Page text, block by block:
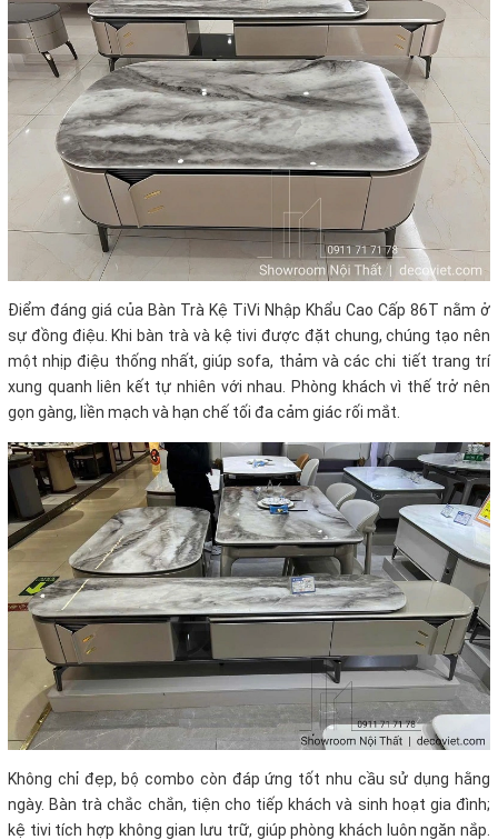
Điểm đáng giá của Bàn Trà Kệ TiVi Nhập Khẩu Cao Cấp 86T nằm ở
sự đồng điệu. Khi bàn trà và kệ tivi được đặt chung, chúng tạo nên
một nhịp điệu thống nhất, giúp sofa, thảm và các chi tiết trang trí
xung quanh liên kết tự nhiên với nhau. Phòng khách vì thế trở nên
gọn gàng, liền mạch và hạn chế tối đa cảm giác rối mắt.
Không chỉ đẹp, bộ combo còn đáp ứng tốt nhu cầu sử dụng hằng
ngày. Bàn trà chắc chắn, tiện cho tiếp khách và sinh hoạt gia đình;
kệ tivi tích hợp không gian lưu trữ, giúp phòng khách luôn ngăn nắp.